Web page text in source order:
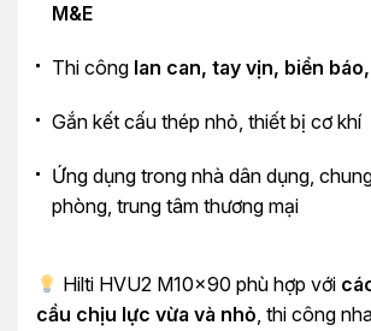
M&E
Thi công lan can, tay vịn, biển
Gắn kết cấu thép nhỏ, thiết bị cơ khí
Ứng dụng trong nhà dân dụng,
phòng, trung tâm thương mại
Hilti HVU2 M10x90 phù hợp với
cầu chịu lực vừa và nhỏ, thi công